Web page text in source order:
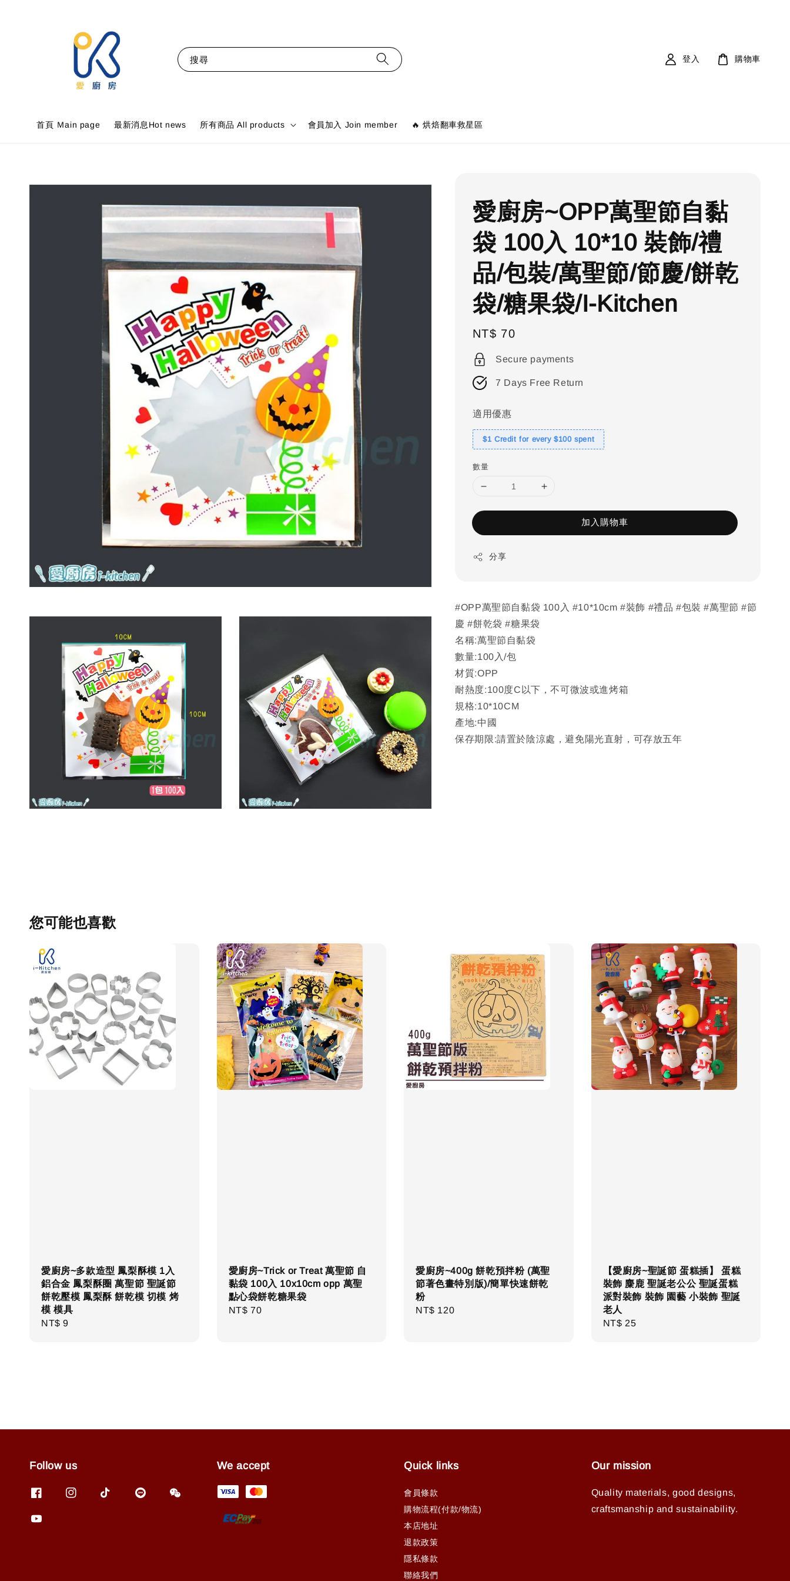
搜尋
首頁 Ｍain page 最新消息Hot news 所有商品 All products 會員加入 Join member 🔥 烘焙翻車救星區
登入 購物車
愛廚房~OPP萬聖節自黏
袋 100入 10*10 裝飾/禮
品/包裝/萬聖節/節慶/餅乾
袋/糖果袋/I-Kitchen
Regular
price
NT$ 70
Secure payments
7 Days Free Return
適用優惠
$1 Credit for every $100 spent
數量
加入購物車
分享
#OPP萬聖節自黏袋 100入 #10*10cm #裝飾 #禮品 #包裝 #萬聖節 #節
慶 #餅乾袋 #糖果袋
名稱:萬聖節自黏袋
數量:100入/包
材質:OPP
耐熱度:100度C以下，不可微波或進烤箱
規格:10*10CM
產地:中國
保存期限:請置於陰涼處，避免陽光直射，可存放五年
您可能也喜歡
愛廚房~多款造型 鳳梨酥模 1入
鋁合金 鳳梨酥圈 萬聖節 聖誕節
餅乾壓模 鳳梨酥 餅乾模 切模 烤
模 模具
Regular
NT$ 9
愛廚房~Trick or Treat 萬聖節 自
黏袋 100入 10x10cm opp 萬聖
點心袋餅乾糖果袋
Regular
NT$ 70
愛廚房~400g 餅乾預拌粉 (萬聖
節著色畫特別版)/簡單快速餅乾
粉
Regular
NT$ 120
【愛廚房~聖誕節 蛋糕插】 蛋糕
裝飾 麋鹿 聖誕老公公 聖誕蛋糕
派對裝飾 裝飾 園藝 小裝飾 聖誕
老人
Regular
NT$ 25
Follow us We accept Quick links
會員條款
購物流程(付款/物流)
本店地址
退款政策
隱私條款
聯絡我們
Our mission
Quality materials, good designs,
craftsmanship and sustainability.